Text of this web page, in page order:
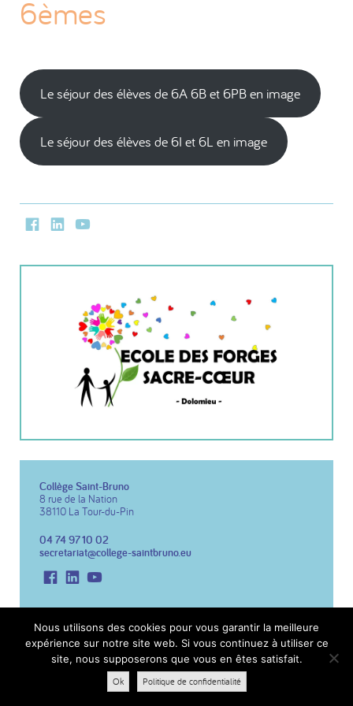
6èmes
Le séjour des élèves de 6A 6B et 6PB en image
Le séjour des élèves de 6I et 6L en image
FacebookLinkedInYoutube
Collège Saint-Bruno
8 rue de la Nation
38110 La Tour-du-Pin
04 74 97 10 02
secretariat@college-saintbruno.eu
FacebookLinkedIn
Copyright 2026 Collège St Bruno
Réalisation du site :Notre Studio
Mentions légales
Politique de confidentialité
Nous utilisons des cookies pour vous garantir la meilleure
expérience sur notre site web. Si vous continuez à utiliser ce
site, nous supposerons que vous en êtes satisfait.
Ok Politique de confidentialité